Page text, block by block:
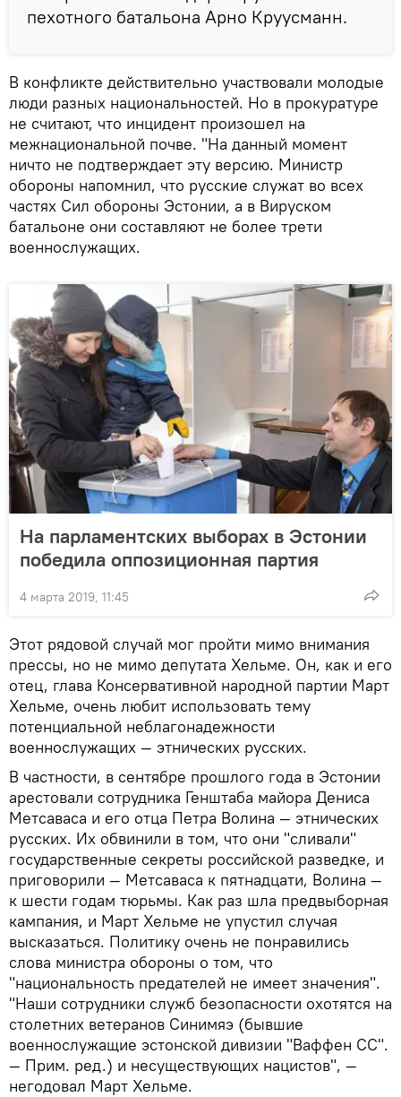
пехотного батальона Арно Круусманн.
В конфликте действительно участвовали молодые
люди разных национальностей. Но в прокуратуре
не считают, что инцидент произошел на
межнациональной почве. "На данный момент
ничто не подтверждает эту версию. Министр
обороны напомнил, что русские служат во всех
частях Сил обороны Эстонии, а в Вируском
батальоне они составляют не более трети
военнослужащих.
На парламентских выборах в Эстонии
победила оппозиционная партия
4 марта 2019, 11:45
Этот рядовой случай мог пройти мимо внимания
прессы, но не мимо депутата Хельме. Он, как и его
отец, глава Консервативной народной партии Март
Хельме, очень любит использовать тему
потенциальной неблагонадежности
военнослужащих — этнических русских.
В частности, в сентябре прошлого года в Эстонии
арестовали сотрудника Генштаба майора Дениса
Метсаваса и его отца Петра Волина — этнических
русских. Их обвинили в том, что они "сливали"
государственные секреты российской разведке, и
приговорили — Метсаваса к пятнадцати, Волина —
к шести годам тюрьмы. Как раз шла предвыборная
кампания, и Март Хельме не упустил случая
высказаться. Политику очень не понравились
слова министра обороны о том, что
"национальность предателей не имеет значения".
"Наши сотрудники служб безопасности охотятся на
столетних ветеранов Синимяэ (бывшие
военнослужащие эстонской дивизии "Ваффен СС".
— Прим. ред.) и несуществующих нацистов", —
негодовал Март Хельме.